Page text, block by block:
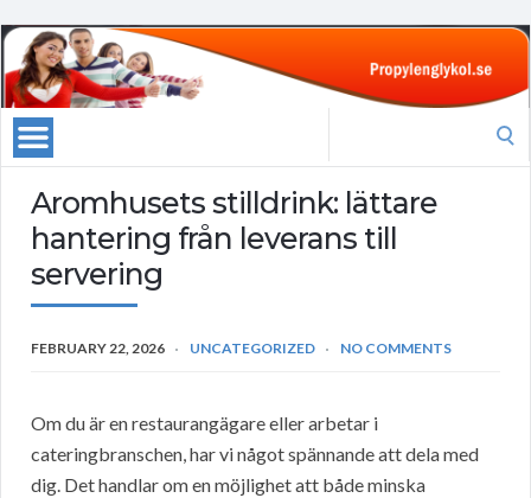
Aromhusets stilldrink: lättare
hantering från leverans till
servering
FEBRUARY 22, 2026 UNCATEGORIZED NO COMMENTS
Om du är en restaurangägare eller arbetar i
cateringbranschen, har vi något spännande att dela med
dig. Det handlar om en möjlighet att både minska